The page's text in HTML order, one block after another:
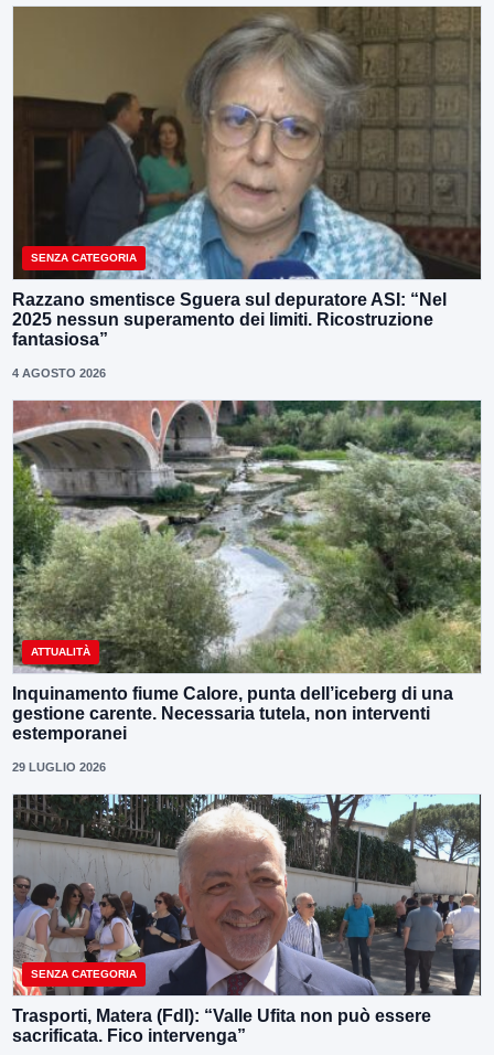
SENZA CATEGORIA
Razzano smentisce Sguera sul depuratore ASI: “Nel
2025 nessun superamento dei limiti. Ricostruzione
fantasiosa”
4 AGOSTO 2026
ATTUALITÀ
Inquinamento fiume Calore, punta dell’iceberg di una
gestione carente. Necessaria tutela, non interventi
estemporanei
29 LUGLIO 2026
SENZA CATEGORIA
Trasporti, Matera (FdI): “Valle Ufita non può essere
sacrificata. Fico intervenga”